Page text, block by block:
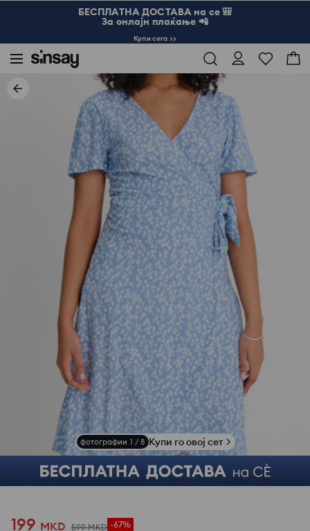
БЕСПЛАТНА ДОСТАВА на се 🎒
За онлајн плаќање 📲
Купи сега >>
фотографии 1 / 8 Купи го овој сет
199 MKD 599 MKD -67%